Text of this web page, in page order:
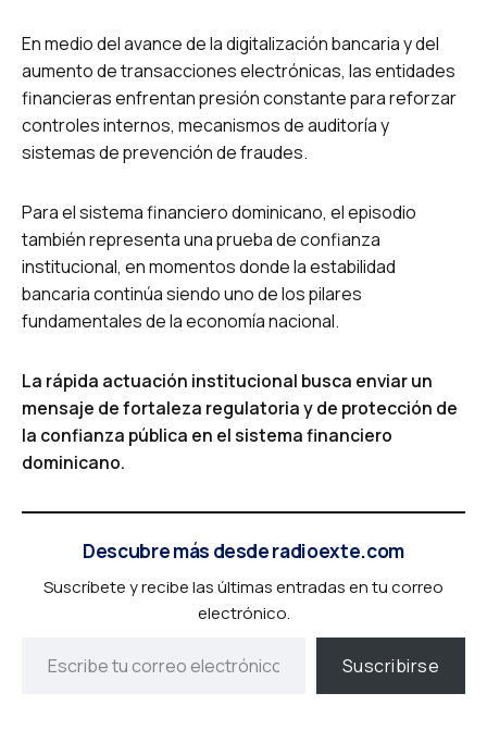
En medio del avance de la digitalización bancaria y del
aumento de transacciones electrónicas, las entidades
financieras enfrentan presión constante para reforzar
controles internos, mecanismos de auditoría y
sistemas de prevención de fraudes.
Para el sistema financiero dominicano, el episodio
también representa una prueba de confianza
institucional, en momentos donde la estabilidad
bancaria continúa siendo uno de los pilares
fundamentales de la economía nacional.
La rápida actuación institucional busca enviar un
mensaje de fortaleza regulatoria y de protección de
la confianza pública en el sistema financiero
dominicano.
Descubre más desde radioexte.com
Suscríbete y recibe las últimas entradas en tu correo
electrónico.
Suscribirse